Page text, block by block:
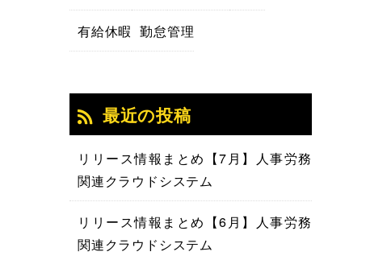
有給休暇 勤怠管理
最近の投稿
リリース情報まとめ【7月】人事労務
関連クラウドシステム
リリース情報まとめ【6月】人事労務
関連クラウドシステム